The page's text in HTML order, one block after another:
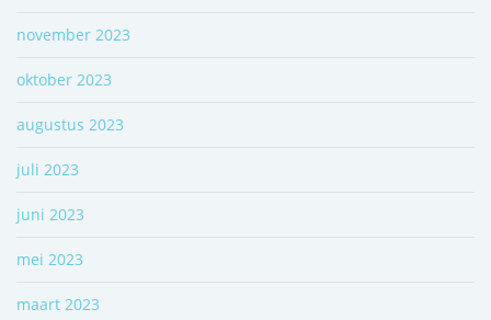
november 2023
oktober 2023
augustus 2023
juli 2023
juni 2023
mei 2023
maart 2023